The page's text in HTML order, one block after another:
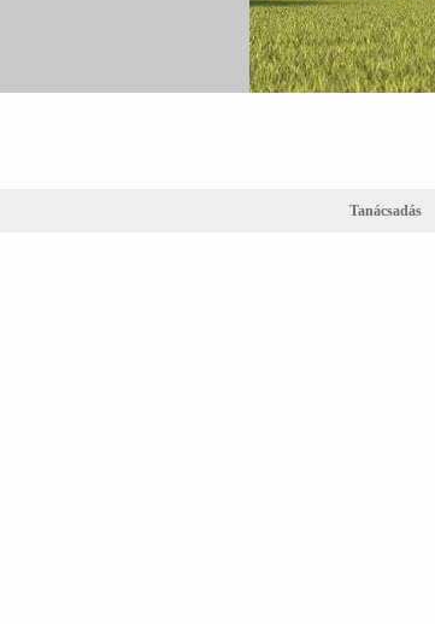
Tanácsadás